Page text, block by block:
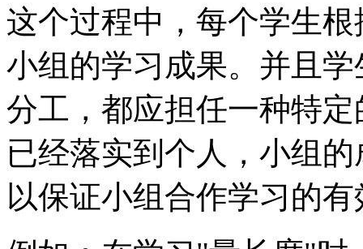
这个过程中，每个学生
小组的学习成果。并且
分工，都应担任一种特
已经落实到个人，小组
以保证小组合作学习的